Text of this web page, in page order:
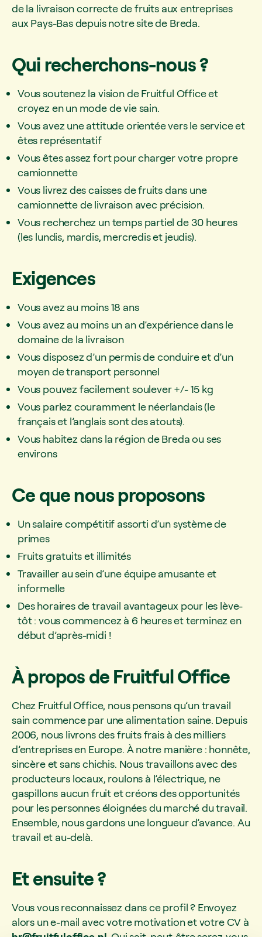
de la livraison correcte de fruits aux entreprises
aux Pays-Bas depuis notre site de Breda.
Qui recherchons-nous ?
Vous soutenez la vision de Fruitful Office et
croyez en un mode de vie sain.
Vous avez une attitude orientée vers le service et
êtes représentatif
Vous êtes assez fort pour charger votre propre
camionnette
Vous livrez des caisses de fruits dans une
camionnette de livraison avec précision.
Vous recherchez un temps partiel de 30 heures
(les lundis, mardis, mercredis et jeudis).
Exigences
Vous avez au moins 18 ans
Vous avez au moins un an d’expérience dans le
domaine de la livraison
Vous disposez d’un permis de conduire et d’un
moyen de transport personnel
Vous pouvez facilement soulever +/- 15 kg
Vous parlez couramment le néerlandais (le
français et l’anglais sont des atouts).
Vous habitez dans la région de Breda ou ses
environs
Ce que nous proposons
Un salaire compétitif assorti d’un système de
primes
Fruits gratuits et illimités
Travailler au sein d’une équipe amusante et
informelle
Des horaires de travail avantageux pour les lève-
tôt : vous commencez à 6 heures et terminez en
début d’après-midi !
À propos de Fruitful Office
Chez Fruitful Office, nous pensons qu’un travail
sain commence par une alimentation saine. Depuis
2006, nous livrons des fruits frais à des milliers
d’entreprises en Europe. À notre manière : honnête,
sincère et sans chichis. Nous travaillons avec des
producteurs locaux, roulons à l’électrique, ne
gaspillons aucun fruit et créons des opportunités
pour les personnes éloignées du marché du travail.
Ensemble, nous gardons une longueur d’avance. Au
travail et au-delà.
Et ensuite ?
Vous vous reconnaissez dans ce profil ? Envoyez
alors un e-mail avec votre motivation et votre CV à